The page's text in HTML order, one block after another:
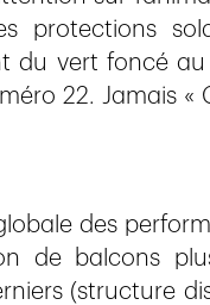
protections
du vert foncé
22. Jamais «
des
de balcons
(structure